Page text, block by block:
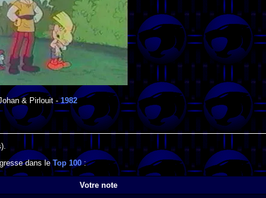
& Pirlouit-1982
dans leTop 100:
Votre note